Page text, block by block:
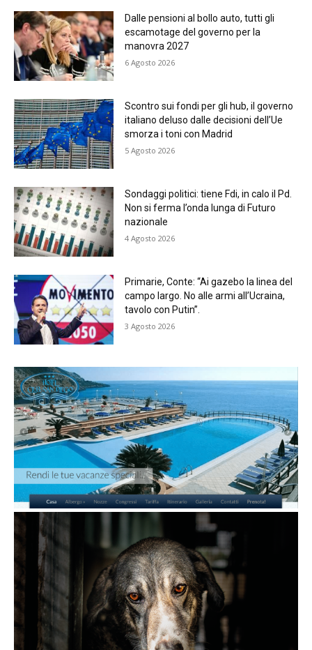
Dalle pensioni al bollo auto, tutti gli
escamotage del governo per la
manovra 2027
6 Agosto 2026
Scontro sui fondi per gli hub, il governo
italiano deluso dalle decisioni dell’Ue
smorza i toni con Madrid
5 Agosto 2026
Sondaggi politici: tiene Fdi, in calo il Pd.
Non si ferma l’onda lunga di Futuro
nazionale
4 Agosto 2026
Primarie, Conte: “Ai gazebo la linea del
campo largo. No alle armi all’Ucraina,
tavolo con Putin”.
3 Agosto 2026